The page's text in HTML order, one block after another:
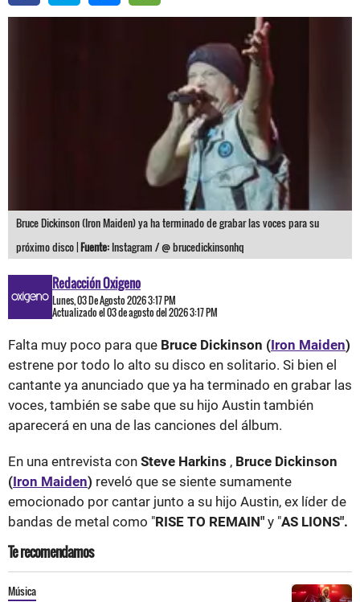
Bruce Dickinson (Iron Maiden) ya ha terminado de grabar las voces para su
próximo disco |Fuente: Instagram / @ brucedickinsonhq
Redacción Oxigeno
Lunes, 03 De Agosto 2026 3:17 PM
Actualizado el 03 de agosto del 2026 3:17 PM
Falta muy poco para que Bruce Dickinson (Iron Maiden)
estrene por todo lo alto su disco en solitario. Si bien el
cantante ya anunciado que ya ha terminado en grabar las
voces, también se sabe que su hijo Austin también
aparecerá en una de las canciones del álbum.
En una entrevista con Steve Harkins , Bruce Dickinson
(Iron Maiden) reveló que se siente sumamente
emocionado por cantar junto a su hijo Austin, ex líder de
bandas de metal como "RISE TO REMAIN" y "AS LIONS".
Te recomendamos
Música